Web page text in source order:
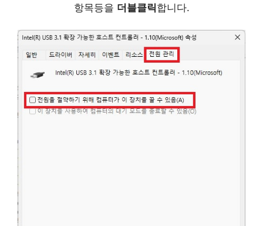
항목등을 더블클릭합니다.